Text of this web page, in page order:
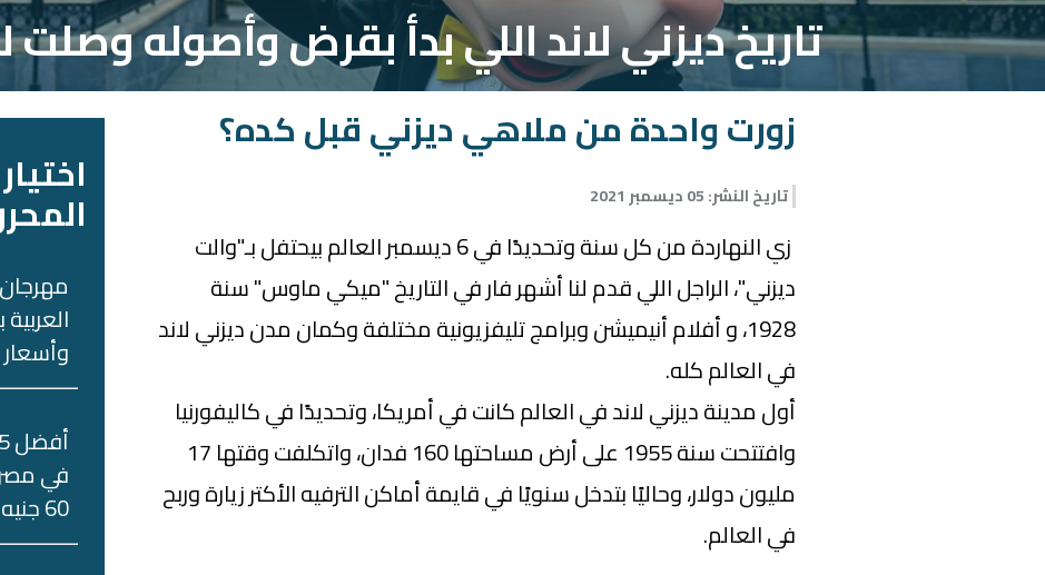
تاريخ ديزني لاند اللي بدأ بقرض وأصوله وصلت
زورت واحدة من ملاهي ديزني قبل كده؟
تاريخ النشر:05 ديسمبر 2021
زي النهاردة من كل سنة وتحديدًا في 6 ديسمبر العالم بيحتفل بـ"والت
ديزني"، الراجل اللي قدم لنا أشهر فار في التاريخ "ميكي ماوس" سنة
1928، و أفلام أنيميشن وبرامج تليفزيونية مختلفة وكمان مدن ديزني لاند
في العالم كله.
أول مدينة ديزني لاند في العالم كانت في أمريكا، وتحديدًا في كاليفورنيا
وافتتحت سنة 1955 على أرض مساحتها 160 فدان، واتكلفت وقتها 17
مليون دولار، وحاليًا بتدخل سنويًا في قايمة أماكن الترفيه الأكتر زيارة وربح
في العالم.
اختيار
وأسعار
في
60 جنيه